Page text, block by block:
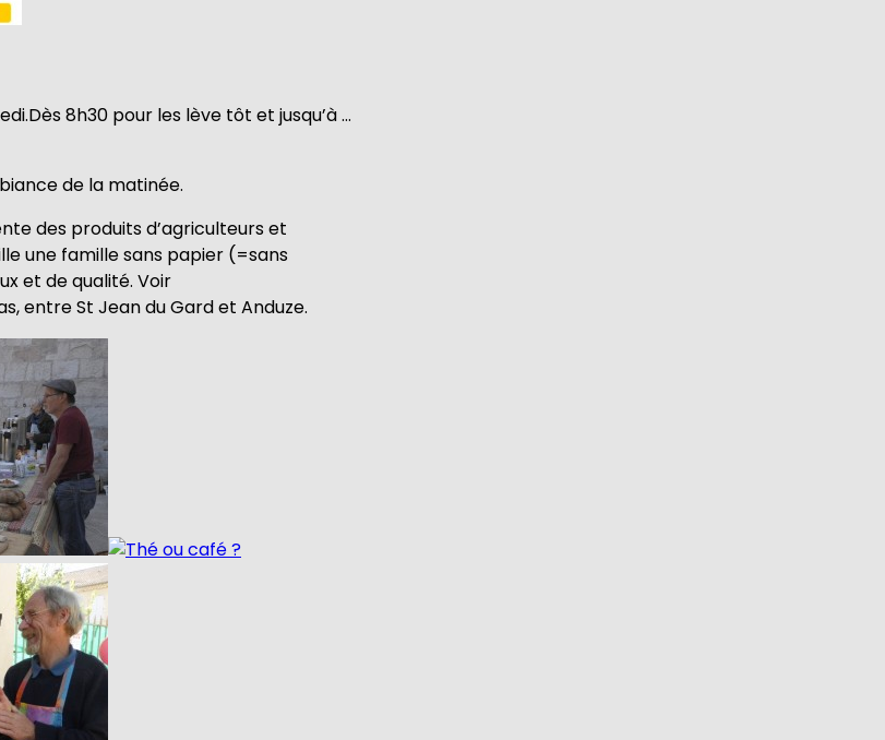
8h30 pour les lève tôt et jusqu’à …
de la matinée.
des produits d’agriculteurs et
une famille sans papier (=sans
et de qualité. Voir
entre St Jean du Gard et Anduze.